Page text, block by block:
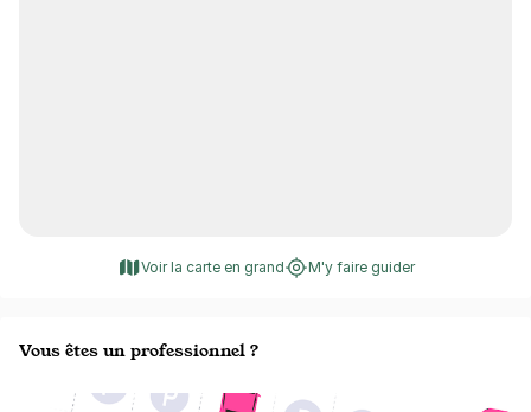
Voir la carte en grand M'y faire guider
Vous êtes un professionnel ?